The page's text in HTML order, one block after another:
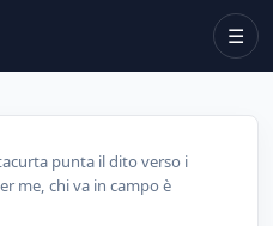
☰
punta il dito verso i
me, chi va in campo è